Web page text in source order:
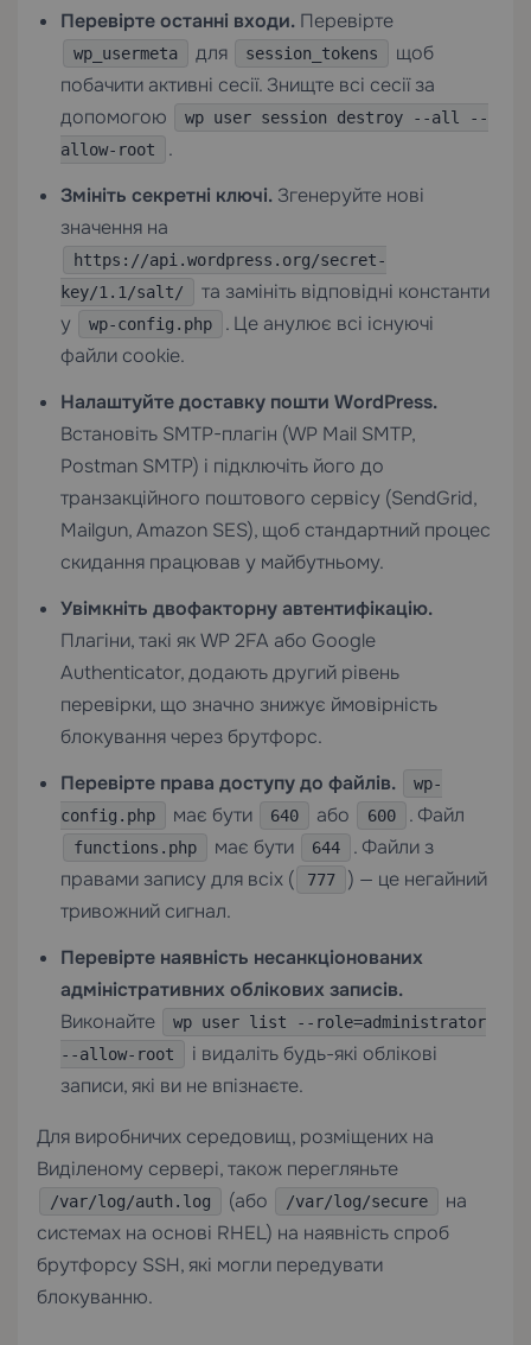
Перевірте останні входи. Перевірте
wp_usermeta для session_tokens
щоб
побачити активні сесії. Знищте всі сесії за
допомогою
wp user session destroy --all --
allow-root
.
Змініть секретні ключі. Згенеруйте нові
значення на
https://api.wordpress.org/secret-
key/1.1/salt/
та замініть відповідні константи
у
wp-config.php
. Це анулює всі існуючі
файли cookie.
Налаштуйте доставку пошти WordPress.
Встановіть SMTP-плагін (WP Mail SMTP,
Postman SMTP) і підключіть його до
транзакційного поштового сервісу (SendGrid,
Mailgun, Amazon SES), щоб стандартний процес
скидання працював у майбутньому.
Увімкніть двофакторну автентифікацію.
Плагіни, такі як WP 2FA або Google
Authenticator, додають другий рівень
перевірки, що значно знижує ймовірність
блокування через брутфорс.
Перевірте права доступу до файлів.
wp-
config.php
має бути 640 або 600 . Файл
functions.php має бути 644
. Файли з
правами запису для всіх (
777
) — це негайний
тривожний сигнал.
Перевірте наявність несанкціонованих
адміністративних облікових записів.
Виконайте
wp user list --role=administrator
--allow-root
і видаліть будь-які облікові
записи, які ви не впізнаєте.
Для виробничих середовищ, розміщених на
Виділеному сервері, також перегляньте
/var/log/auth.log (або /var/log/secure
на
системах на основі RHEL) на наявність спроб
брутфорсу SSH, які могли передувати
блокуванню.